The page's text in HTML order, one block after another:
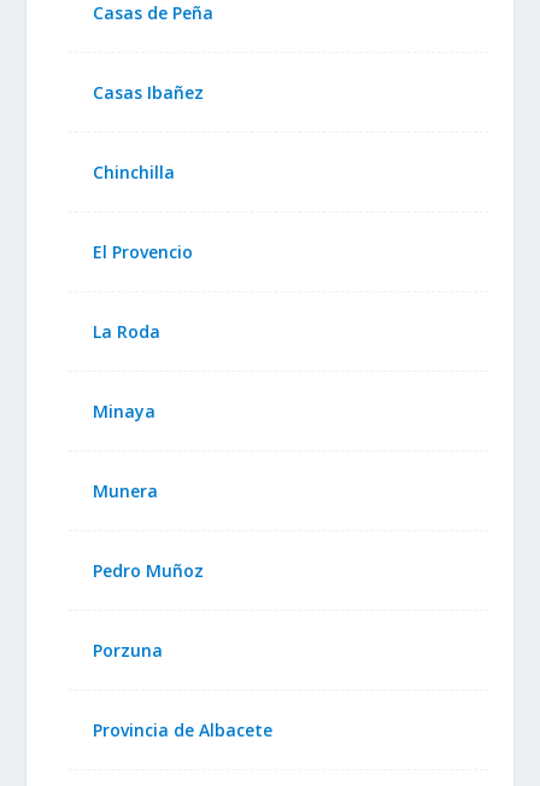
Casas de Peña
Casas Ibañez
Chinchilla
El Provencio
La Roda
Minaya
Munera
Pedro Muñoz
Porzuna
Provincia de Albacete